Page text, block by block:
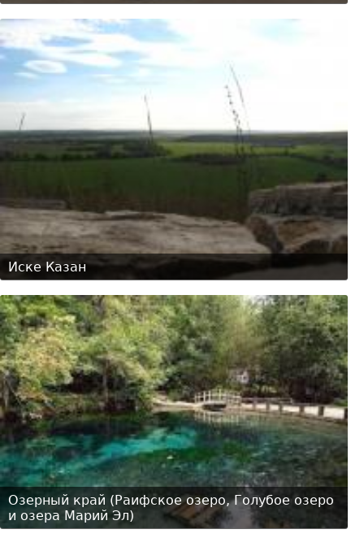
Иске Казан
Озерный край (Раифское озеро, Голубое озеро
и озера Марий Эл)